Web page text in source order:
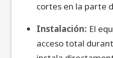
cortes en la parte
Instalación: El
acceso total